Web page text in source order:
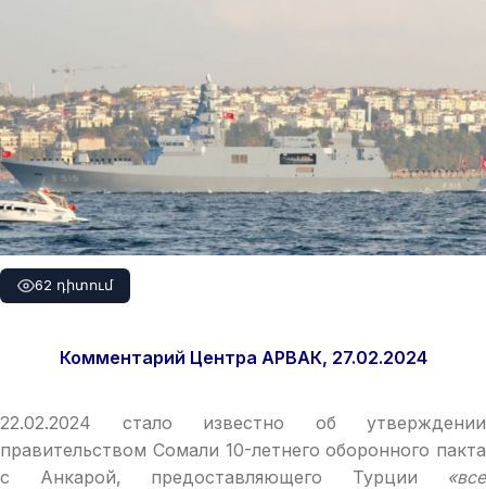
62 դիտում
Комментарий Центра АРВАК, 27.02.2024
22.02.2024 стало известно об утверждении
правительством Сомали 10-летнего оборонного пакта
с Анкарой, предоставляющего Турции «все